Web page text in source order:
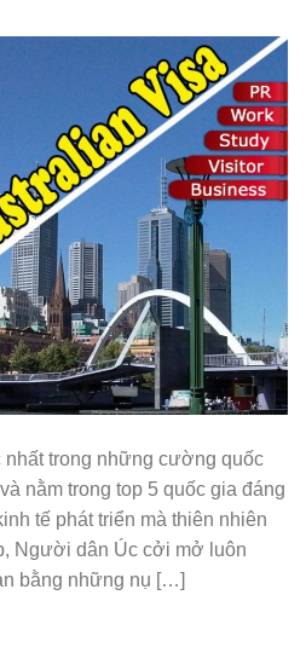
nhất trong những cường quốc
nằm trong top 5 quốc gia đáng
tế phát triển mà thiên nhiên
Người dân Úc cởi mở luôn
bằng những nụ […]